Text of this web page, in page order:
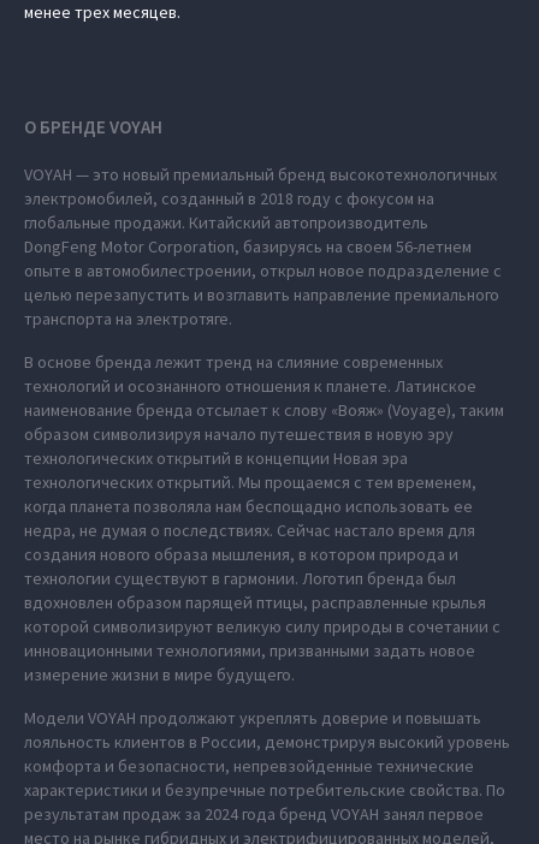
менее трех месяцев.
О БРЕНДЕ VOYAH
VOYAH — это новый премиальный бренд высокотехнологичных
электромобилей, созданный в 2018 году с фокусом на
глобальные продажи. Китайский автопроизводитель
DongFeng Motor Corporation, базируясь на своем 56-летнем
опыте в автомобилестроении, открыл новое подразделение с
целью перезапустить и возглавить направление премиального
транспорта на электротяге.
В основе бренда лежит тренд на слияние современных
технологий и осознанного отношения к планете. Латинское
наименование бренда отсылает к слову «Вояж» (Voyage), таким
образом символизируя начало путешествия в новую эру
технологических открытий в концепции Новая эра
технологических открытий. Мы прощаемся с тем временем,
когда планета позволяла нам беспощадно использовать ее
недра, не думая о последствиях. Сейчас настало время для
создания нового образа мышления, в котором природа и
технологии существуют в гармонии. Логотип бренда был
вдохновлен образом парящей птицы, расправленные крылья
которой символизируют великую силу природы в сочетании с
инновационными технологиями, призванными задать новое
измерение жизни в мире будущего.
Модели VOYAH продолжают укреплять доверие и повышать
лояльность клиентов в России, демонстрируя высокий уровень
комфорта и безопасности, непревзойденные технические
характеристики и безупречные потребительские свойства. По
результатам продаж за 2024 года бренд VOYAH занял первое
место на рынке гибридных и электрифицированных моделей,